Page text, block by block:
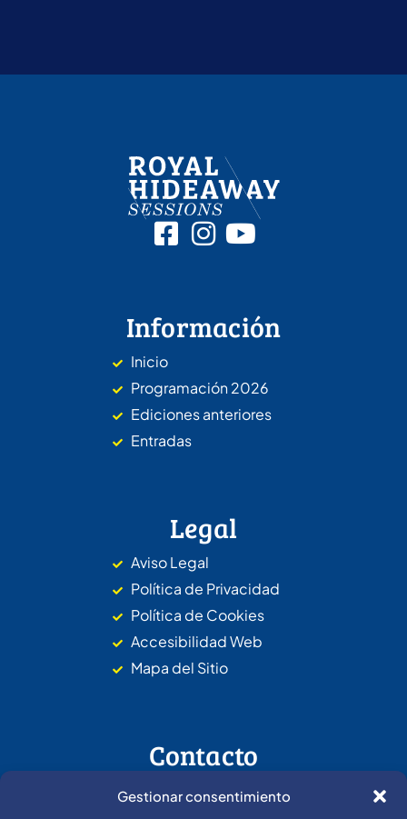
Gestionar consentimiento
Información
Inicio
Programación 2026
Ediciones anteriores
Entradas
Legal
Aviso Legal
Política de Privacidad
Política de Cookies
Accesibilidad Web
Mapa del Sitio
Contacto
Dirección: C. de la
Barrosa, s/n, 11130